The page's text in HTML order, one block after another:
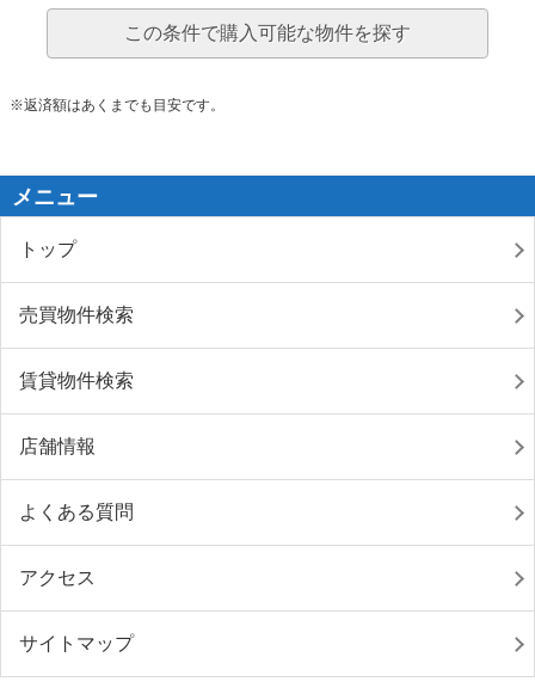
この条件で購入可能な物件を探す
※返済額はあくまでも目安です。
メニュー
トップ
売買物件検索
賃貸物件検索
店舗情報
よくある質問
アクセス
サイトマップ